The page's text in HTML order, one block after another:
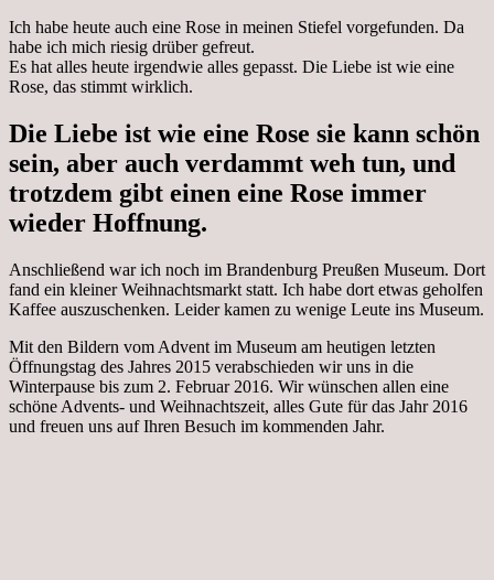
Ich habe heute auch eine Rose in meinen Stiefel vorgefunden. Da
habe ich mich riesig drüber gefreut.
Es hat alles heute irgendwie alles gepasst. Die Liebe ist wie eine
Rose, das stimmt wirklich.
Die Liebe ist wie eine Rose sie kann schön
sein, aber auch verdammt weh tun, und
trotzdem gibt einen eine Rose immer
wieder Hoffnung.
Anschließend war ich noch im Brandenburg Preußen Museum. Dort
fand ein kleiner Weihnachtsmarkt statt. Ich habe dort etwas geholfen
Kaffee auszuschenken. Leider kamen zu wenige Leute ins Museum.
Mit den Bildern vom Advent im Museum am heutigen letzten
Öffnungstag des Jahres 2015 verabschieden wir uns in die
Winterpause bis zum 2. Februar 2016. Wir wünschen allen eine
schöne Advents- und Weihnachtszeit, alles Gute für das Jahr 2016
und freuen uns auf Ihren Besuch im kommenden Jahr.